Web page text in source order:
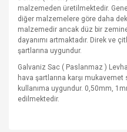
malzemeden üretilmektedir.
diğer malzemelere göre daha
malzemedir ancak düz bir
dayanımı artmaktadır. Direk ve
şartlarına uygundur.
Galvaniz Sac ( Paslanmaz )
hava şartlarına karşı
kullanıma uygundur. 0,50mm,
edilmektedir.